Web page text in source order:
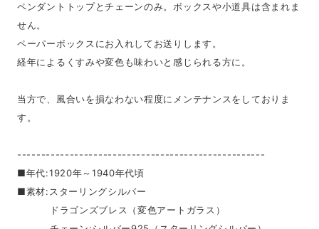
ペンダントトップとチェーンのみ。ボックスや小道具は含まれま
せん。
ペーパーボックスにお入れしてお送りします。
経年によるくすみや変色も味わいと感じられる方に。
当方で、風合いを損なわない程度にメンテナンスをしておりま
す。
----------------------------------------------------
■年代:1920年～1940年代頃
■素材:スターリングシルバー
ドラゴンズブレス（変色アートガラス）